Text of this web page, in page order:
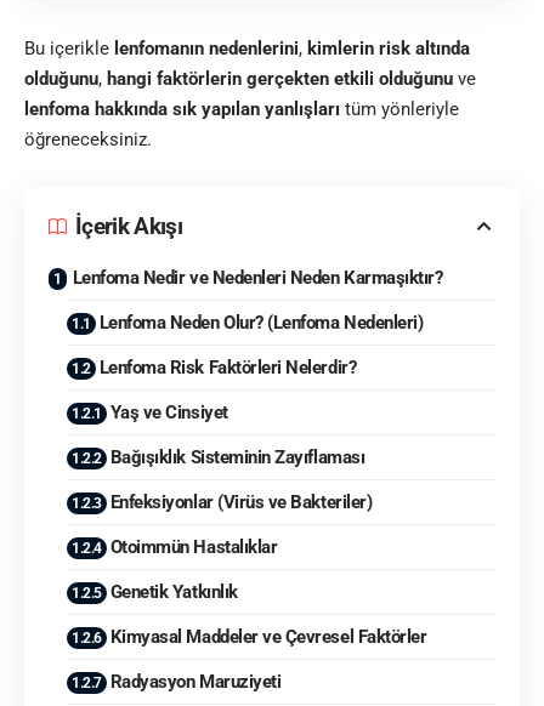
Bu içerikle lenfomanın nedenlerini, kimlerin risk altında
olduğunu, hangi faktörlerin gerçekten etkili olduğunu ve
lenfoma hakkında sık yapılan yanlışları tüm yönleriyle
öğreneceksiniz.
İçerik Akışı
Lenfoma Nedir ve Nedenleri Neden Karmaşıktır?
Lenfoma Neden Olur? (Lenfoma Nedenleri)
Lenfoma Risk Faktörleri Nelerdir?
Yaş ve Cinsiyet
Bağışıklık Sisteminin Zayıflaması
Enfeksiyonlar (Virüs ve Bakteriler)
Otoimmün Hastalıklar
Genetik Yatkınlık
Kimyasal Maddeler ve Çevresel Faktörler
Radyasyon Maruziyeti